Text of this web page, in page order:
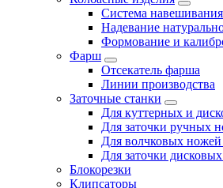
Система навешивания
Надевание
Формование и
Фарш
Отсекатель фарша
Линии производства
Заточные станки
Для куттерных и
Для заточки ручных
Для волчковых
Для заточки
Блокорезки
Клипсаторы